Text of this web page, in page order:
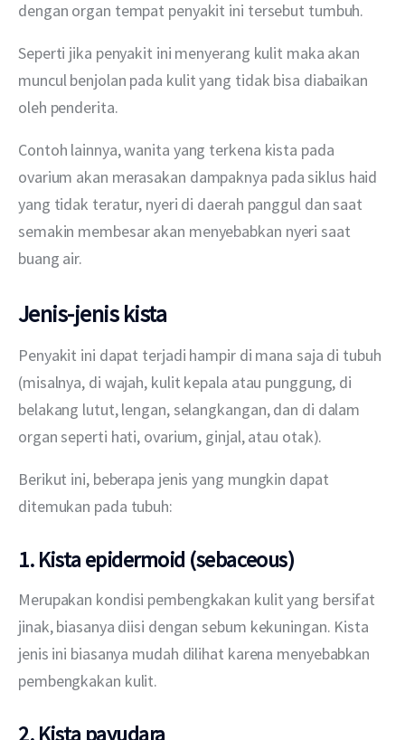
dengan organ tempat penyakit ini tersebut tumbuh.
Seperti jika penyakit ini menyerang kulit maka akan
muncul benjolan pada kulit yang tidak bisa diabaikan
oleh penderita.
Contoh lainnya, wanita yang terkena kista pada
ovarium akan merasakan dampaknya pada siklus haid
yang tidak teratur, nyeri di daerah panggul dan saat
semakin membesar akan menyebabkan nyeri saat
buang air.
Jenis-jenis kista
Penyakit ini dapat terjadi hampir di mana saja di tubuh
(misalnya, di wajah, kulit kepala atau punggung, di
belakang lutut, lengan, selangkangan, dan di dalam
organ seperti hati, ovarium, ginjal, atau otak).
Berikut ini, beberapa jenis yang mungkin dapat
ditemukan pada tubuh:
1. Kista epidermoid (sebaceous)
Merupakan kondisi pembengkakan kulit yang bersifat
jinak, biasanya diisi dengan sebum kekuningan. Kista
jenis ini biasanya mudah dilihat karena menyebabkan
pembengkakan kulit.
2. Kista payudara